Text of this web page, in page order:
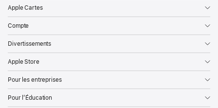
Apple Cartes
Compte
Divertissements
Apple Store
Pour les entreprises
Pour l’Éducation